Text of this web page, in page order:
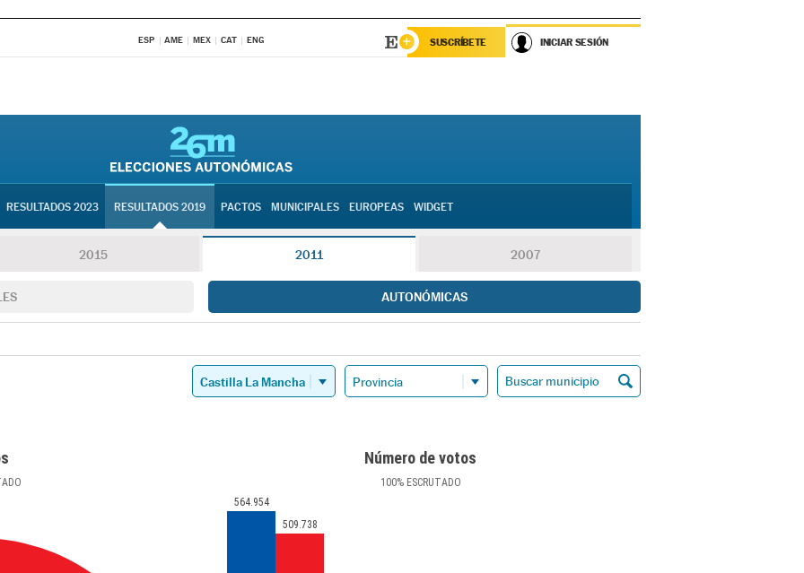
ESP AME MEX CAT ENG SUSCRÍBETE INICIAR SESIÓN
RESULTADOS 2023 RESULTADOS 2019 PACTOS MUNICIPALES EUROPEAS WIDGET
2015 2011 2007
AUTONÓMICAS
Número de votos
100%ESCRUTADO
564.954
509.738